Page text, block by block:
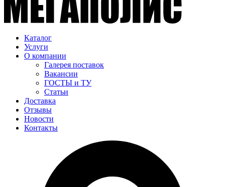
Каталог
Услуги
О компании
Галерея поставок
Вакансии
ГОСТЫ и ТУ
Статьи
Доставка
Отзывы
Новости
Контакты